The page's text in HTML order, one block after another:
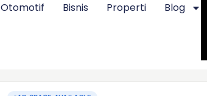
Otomotif Bisnis Properti Blog